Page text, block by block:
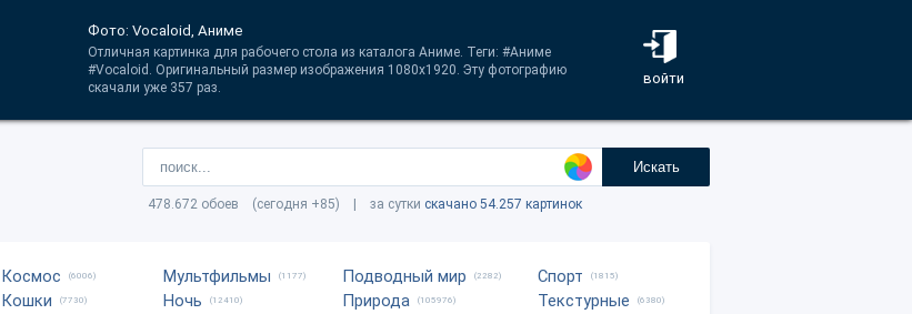
войти
Фото: Vocaloid, Аниме
Отличная картинка для рабочего стола из каталога Аниме. Теги: #Аниме
#Vocaloid. Оригинальный размер изображения 1080x1920. Эту фотографию
скачали уже 357 раз.
Искать
478.672 обоев (сегодня +85) | за сутки скачано 54.257 картинок
Космос (6006)
Кошки (7730)
Мультфильмы (1177)
Ночь (12410)
Подводный мир (2282)
Природа (105976)
Спорт (1815)
Текстурные (6380)